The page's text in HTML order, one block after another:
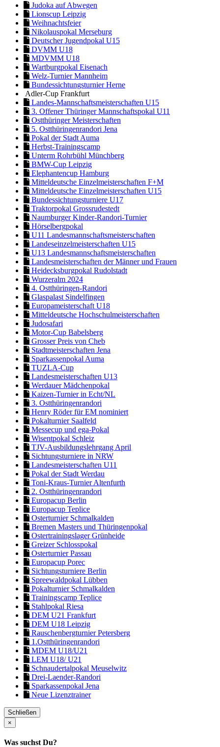
Judoka auf Abwegen
Lionscup Leipzig
Weihnachtsfeier
Nikolauspokal Merseburg
Deutscher Jugendpokal U15
DVMM U18
MDVMM U18
Wartburgpokal Eisenach
Welz-Turnier Mannheim
Bundessichtungsturnier Herne
Adler-Cup Frankfurt
Landes-Mannschaftsmeisterschaften U15
3. Offener Thüringer Mannschaftspokal U11
Ostthüringer Meisterschaften
5. Ostthüringenrandori Jena
Pokal der Stadt Auma
Herbst-Trainingscamp
Unterm Rohrbühl Münchberg
BMW-Cup Leipzig
Elephantencup Hamburg
Mitteldeutsche Einzelmeisterschaften F+M
Mitteldeutsche Einzelmeisterschaften U15
Bundessichtungsturniere U17
Traktorpokal Grossrudestedt
Naumburger Kinder-Randori-Turnier
Hörselbergpokal
U11 Landesmannschaftsmeisterschaften
Landeseinzelmeisterschaften U15
U13 Landesmannschaftsmeisterschaften
Landesmeisterschaften der Männer und Frauen
Heidecksburgpokal Rudolstadt
Wurzeralm 2024
4. Ostthüringen-Randori
Glaspalast Sindelfingen
Europameisterschaft U18
Mitteldeutsche Hochschulmeisterschaften
Judosafari
Motor-Cup Babelsberg
Grosser Preis von Cheb
Stadtmeisterschaften Jena
Sparkassenpokal Auma
TUZLA-Cup
Landesmeisterschaften U13
Werdauer Mädchenpokal
Kaizen-Turnier in Echt/NL
3. Ostthüringenrandori
Henry Röder für EM nominiert
Pokalturnier Saalfeld
Messecup und ega-Pokal
Wisentpokal Schleiz
TJV-Ausbildungslehrgang April
Sichtungsturniere in NRW
Landesmeisterschaften U11
Pokal der Stadt Werdau
Toni-Kraus-Turnier Altenfurth
2. Ostthüringenrandori
Europacup Berlin
Europacup Teplice
Osterturnier Schmalkalden
Bremen Masters und Thüringenpokal
Ostertrainingslager Grünheide
Greizer Schlosspokal
Osterturnier Passau
Europacup Porec
Sichtungsturniere Berlin
Spreewaldpokal Lübben
Pokalturnier Schmalkalden
Trainingscamp Teplice
Stahlpokal Riesa
DEM U21 Frankfurt
DEM U18 Leipzig
Rauschenbergturnier Petersberg
1.Ostthüringenrandori
MDEM U18/U21
LEM U18/ U21
Schnaudertalpokal Meuselwitz
Drei-Laender-Randori
Sparkassenpokal Jena
Neue Lizenztrainer
Schließen
×
Was suchst Du?